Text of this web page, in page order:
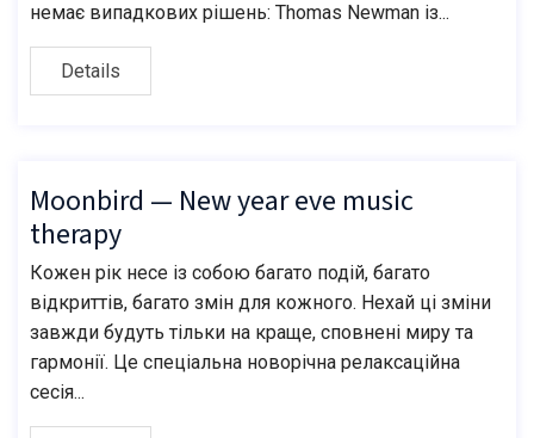
немає випадкових рішень: Thomas Newman із...
Details
Moonbird — New year eve music
therapy
Кожен рік несе із собою багато подій, багато
відкриттів, багато змін для кожного. Нехай ці зміни
завжди будуть тільки на краще, сповнені миру та
гармонії. Це спеціальна новорічна релаксаційна
сесія...